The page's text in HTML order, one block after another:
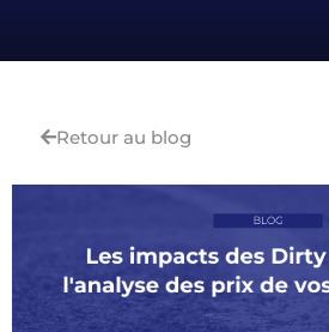
Retour au blog